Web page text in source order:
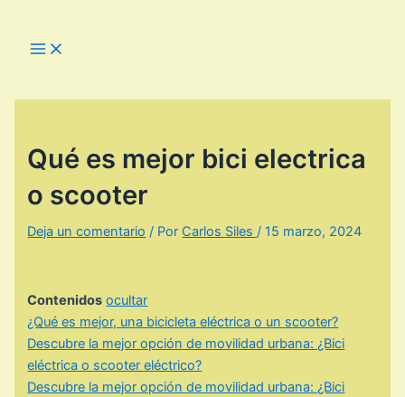
Main
Menu
Qué es mejor bici electrica
o scooter
Deja un comentario / Por Carlos Siles/15 marzo, 2024
Contenidos ocultar
¿Qué es mejor, una bicicleta eléctrica o un scooter?
Descubre la mejor opción de movilidad urbana: ¿Bici
eléctrica o scooter eléctrico?
Descubre la mejor opción de movilidad urbana: ¿Bici